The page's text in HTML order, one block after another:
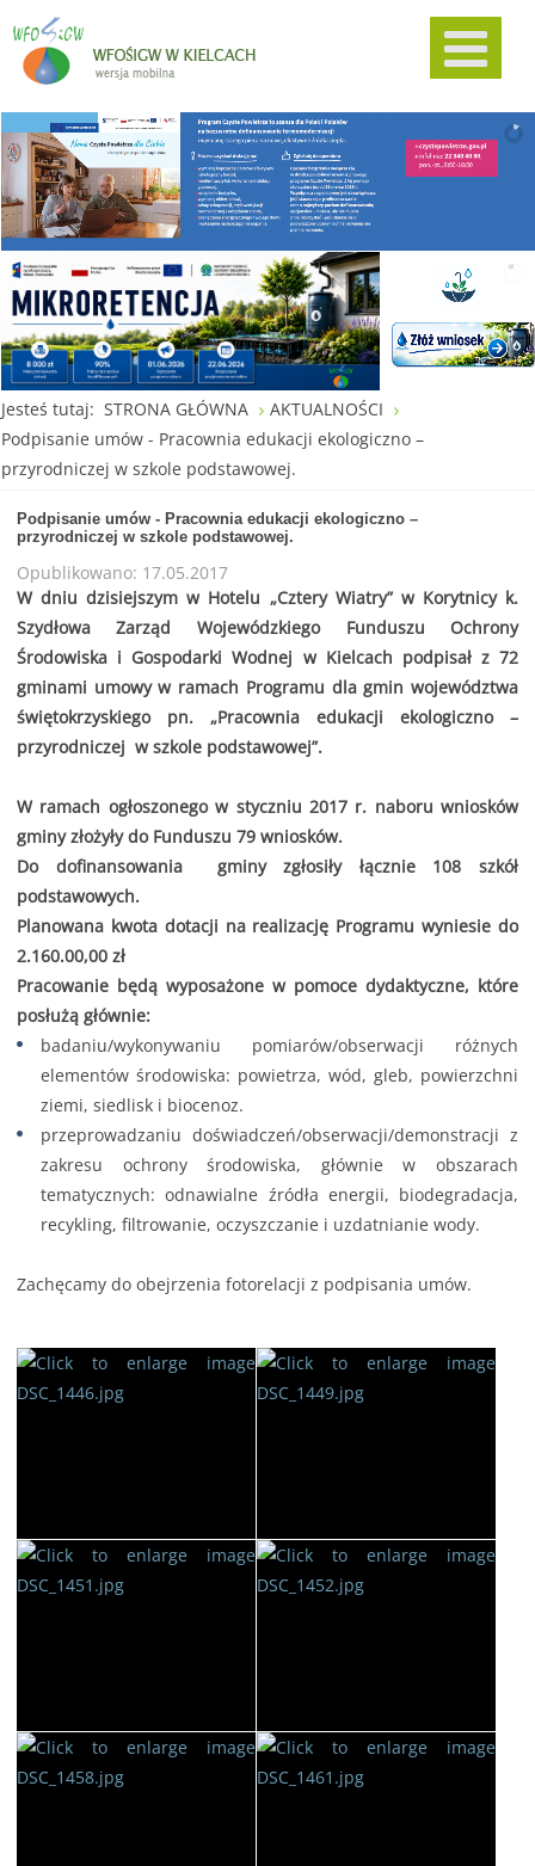
Jesteś tutaj: STRONA GŁÓWNA
AKTUALNOŚCI
Podpisanie umów - Pracownia edukacji ekologiczno –
przyrodniczej w szkole podstawowej.
Podpisanie umów - Pracownia edukacji ekologiczno –
przyrodniczej w szkole podstawowej.
Opublikowano: 17.05.2017
W dniu dzisiejszym w Hotelu „Cztery Wiatry” w Korytnicy k.
Szydłowa Zarząd Wojewódzkiego Funduszu Ochrony
Środowiska i Gospodarki Wodnej w Kielcach podpisał z 72
gminami umowy w ramach Programu dla gmin województwa
świętokrzyskiego pn. „Pracownia edukacji ekologiczno –
przyrodniczej w szkole podstawowej”.
W ramach ogłoszonego w styczniu 2017 r. naboru wniosków
gminy złożyły do Funduszu 79 wniosków.
Do dofinansowania gminy zgłosiły łącznie 108 szkół
podstawowych.
Planowana kwota dotacji na realizację Programu wyniesie do
2.160.00,00 zł
Pracowanie będą wyposażone w pomoce dydaktyczne, które
posłużą głównie:
badaniu/wykonywaniu pomiarów/obserwacji różnych
elementów środowiska: powietrza, wód, gleb, powierzchni
ziemi, siedlisk i biocenoz.
przeprowadzaniu doświadczeń/obserwacji/demonstracji z
zakresu ochrony środowiska, głównie w obszarach
tematycznych: odnawialne źródła energii, biodegradacja,
recykling, filtrowanie, oczyszczanie i uzdatnianie wody.
Zachęcamy do obejrzenia fotorelacji z podpisania umów.